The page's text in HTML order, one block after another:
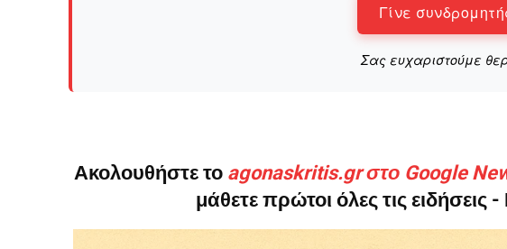
Γίνε
Σας ευχαριστούμε
Ακολουθήστε το agonaskritis.gr στο Google
μάθετε πρώτοι όλες τις ειδήσεις -